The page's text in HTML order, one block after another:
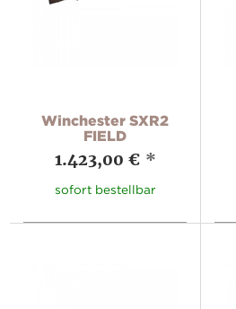
Winchester SXR2
FIELD
1.423,00 € *
sofort bestellbar